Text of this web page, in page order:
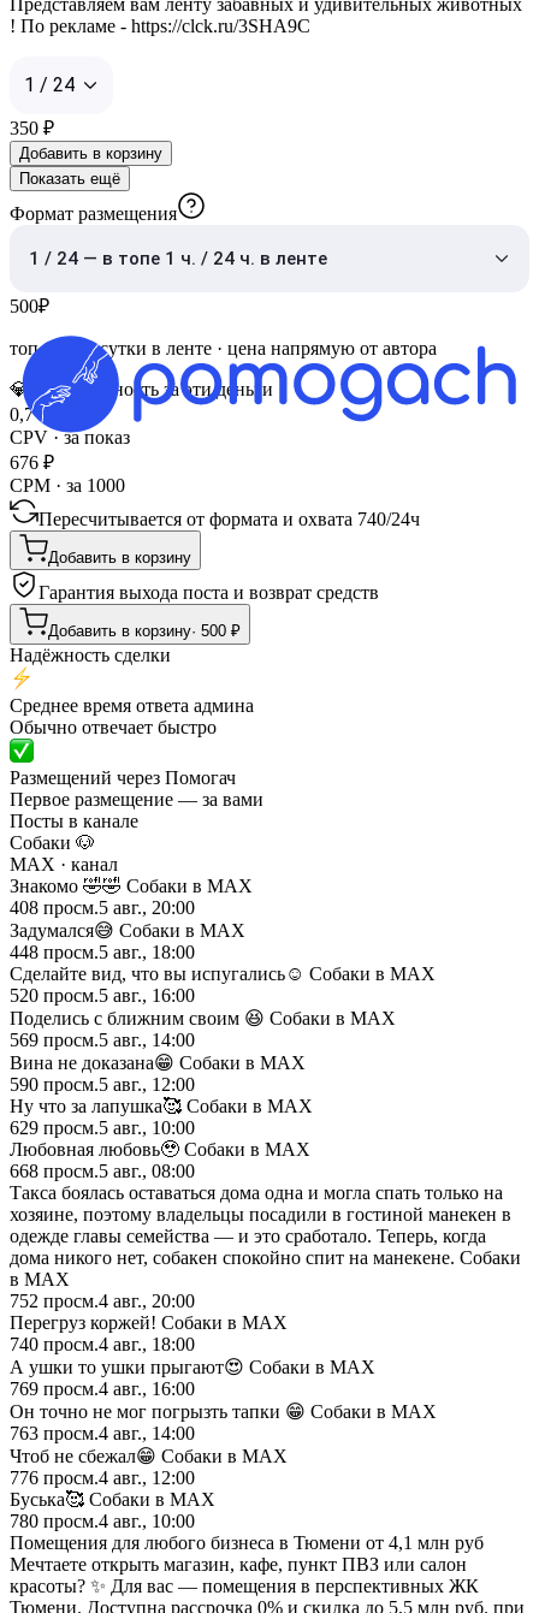
! По рекламе - https://clck.ru/3SHA9C
1 / 24
350 ₽
Добавить в корзину
Показать ещё
Формат размещения
1 / 24 — в топе 1 ч. / 24 ч. в ленте
500₽
топ 1 час ·сутки в ленте · цена напрямую от автора
💎
Эффективность за эти деньги
0,7 ₽
CPV · за показ
676 ₽
CPM · за 1000
Пересчитывается от формата и охвата 740/24ч
Добавить в корзину
Гарантия выхода поста и возврат средств
Добавить в корзину· 500 ₽
Надёжность сделки
Среднее время ответа админа
Обычно отвечает быстро
Размещений через Помогач
Первое размещение — за вами
Посты в канале
Собаки 🐶
MAX · канал
Знакомо 🤣🤣 Собаки в MAX
408 просм.5 авг., 20:00
Задумался😅 Собаки в MAX
448 просм.5 авг., 18:00
Сделайте вид, что вы испугались☺️ Собаки в MAX
520 просм.5 авг., 16:00
Поделись с ближним своим 😆 Собаки в MAX
569 просм.5 авг., 14:00
Вина не доказана😁 Собаки в MAX
590 просм.5 авг., 12:00
Ну что за лапушка🥰 Собаки в MAX
629 просм.5 авг., 10:00
Любовная любовь🥹 Собаки в MAX
668 просм.5 авг., 08:00
Такса боялась оставаться дома одна и могла спать только на
хозяине, поэтому владельцы посадили в гостиной манекен в
одежде главы семейства — и это сработало. Теперь, когда
дома никого нет, собакен спокойно спит на манекене. Собаки
в MAX
752 просм.4 авг., 20:00
Перегруз коржей! Собаки в MAX
740 просм.4 авг., 18:00
А ушки то ушки прыгают😍 Собаки в MAX
769 просм.4 авг., 16:00
Он точно не мог погрызть тапки 😁 Собаки в MAX
763 просм.4 авг., 14:00
Чтоб не сбежал😁 Собаки в MAX
776 просм.4 авг., 12:00
Буська🥰 Собаки в MAX
780 просм.4 авг., 10:00
Помещения для любого бизнеса в Тюмени от 4,1 млн руб
Мечтаете открыть магазин, кафе, пункт ПВЗ или салон
красоты? ✨ Для вас — помещения в перспективных ЖК
Тюмени. Доступна рассрочка 0% и скидка до 5,5 млн руб. при